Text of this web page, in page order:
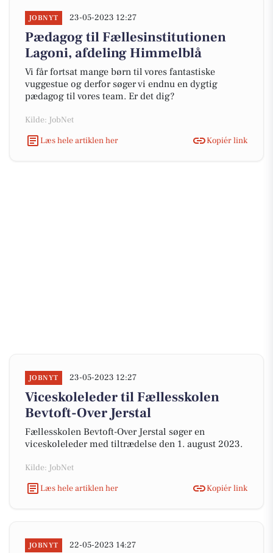
JOBNYT 23-05-2023 12:27
Pædagog til Fællesinstitutionen
Lagoni, afdeling Himmelblå
Vi får fortsat mange børn til vores fantastiske
vuggestue og derfor søger vi endnu en dygtig
pædagog til vores team. Er det dig?
Kilde: JobNet
Læs hele artiklen her
Kopiér link
JOBNYT 23-05-2023 12:27
Viceskoleleder til Fællesskolen
Bevtoft-Over Jerstal
Fællesskolen Bevtoft-Over Jerstal søger en
viceskoleleder med tiltrædelse den 1. august 2023.
Kilde: JobNet
Læs hele artiklen her
Kopiér link
JOBNYT 22-05-2023 14:27